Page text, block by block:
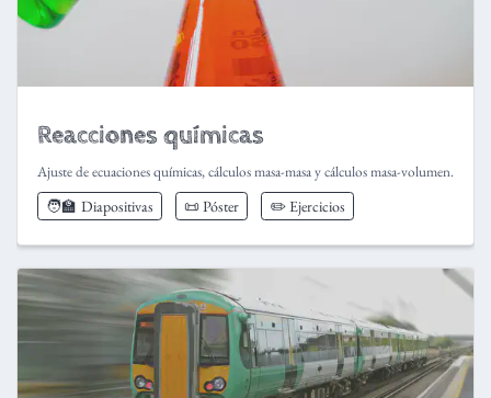
Reacciones químicas
Ajuste de ecuaciones químicas, cálculos masa-masa y cálculos masa-volumen.
🧑‍🏫 Diapositivas 📜 Póster ✏️ Ejercicios